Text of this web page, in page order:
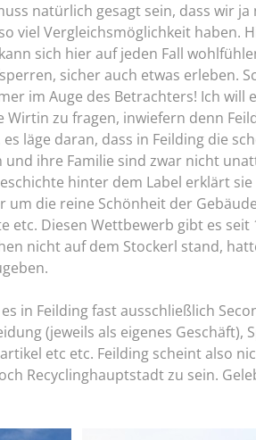
natürlich gesagt sein, dass wir ja
viel Vergleichsmöglichkeit haben.
sich hier auf jeden Fall
sicher auch etwas erleben.
im Auge des Betrachters! Ich will
zu fragen, inwiefern denn
läge daran, dass in Feilding die
ihre Familie sind zwar nicht
hinter dem Label erklärt
um die reine Schönheit der
Diesen Wettbewerb gibt es seit
nicht auf dem Stockerl stand,
in Feilding fast ausschließlich
(jeweils als eigenes Geschäft),
etc etc. Feilding scheint also
Recyclinghauptstadt zu sein.